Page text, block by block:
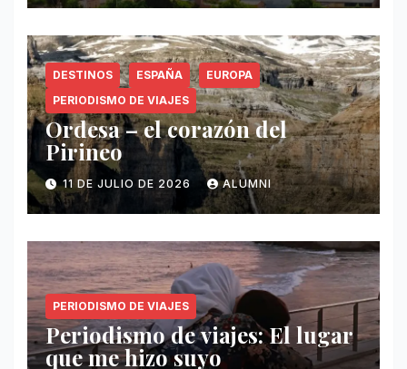
DESTINOS ESPAÑA
EUROPA
PERIODISMO DE VIAJES
Ordesa – el corazón del
Pirineo
11 DE JULIO DE 2026 ALUMNI
PERIODISMO DE VIAJES
Periodismo de viajes: El lugar
que me hizo suyo